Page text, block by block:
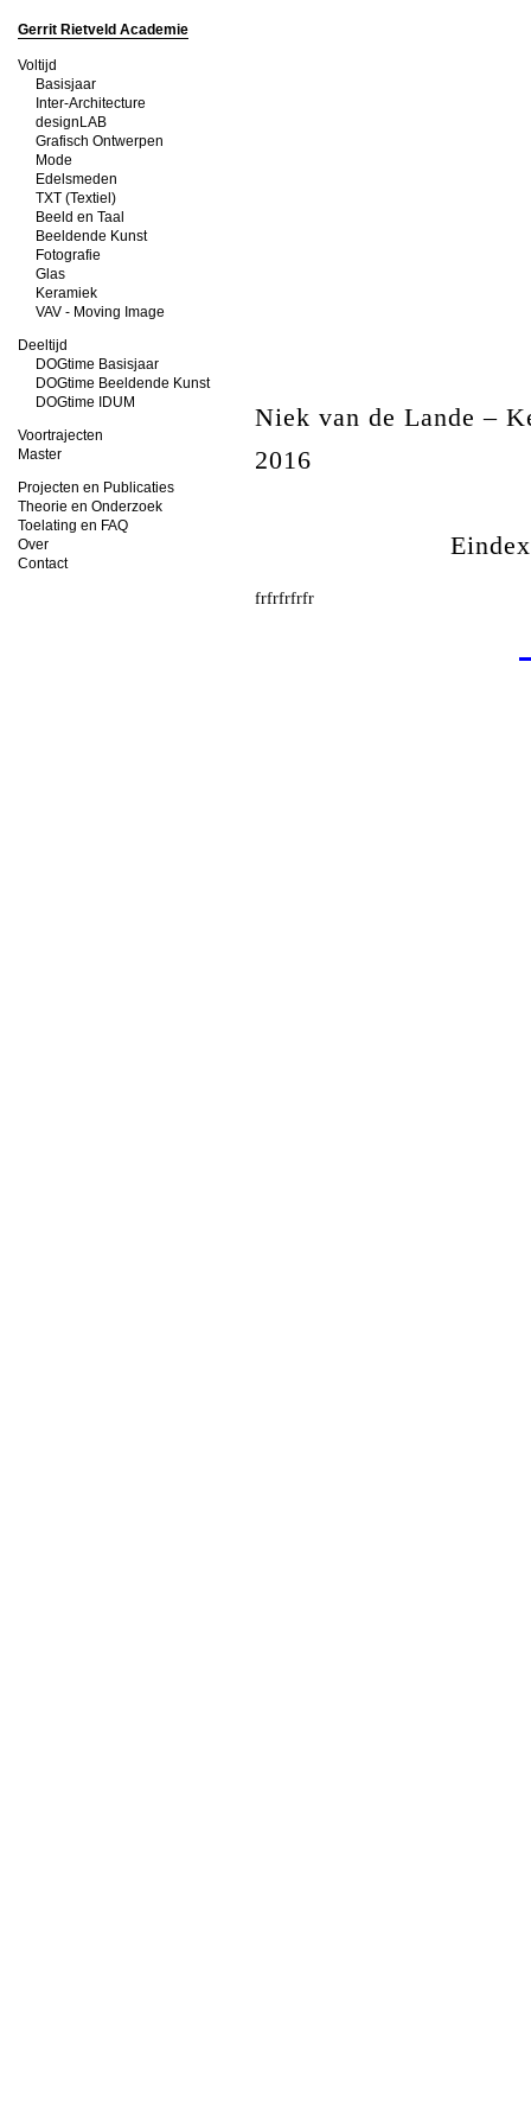
Gerrit Rietveld Academie
Voltijd
Basisjaar
Inter-Architecture
designLAB
Grafisch Ontwerpen
Mode
Edelsmeden
TXT (Textiel)
Beeld en Taal
Beeldende Kunst
Fotografie
Glas
Keramiek
VAV - Moving Image
Deeltijd
DOGtime Basisjaar
DOGtime Beeldende Kunst
DOGtime IDUM
Voortrajecten
Master
Projecten en Publicaties
Theorie en Onderzoek
Toelating en FAQ
Over
Contact
Niek van de Lande –
2016
frfrfrfrfr